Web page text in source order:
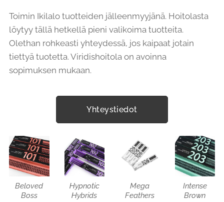
Toimin Ikilalo tuotteiden jälleenmyyjänä. Hoitolasta
löytyy tällä hetkellä pieni valikoima tuotteita.
Olethan rohkeasti yhteydessä, jos kaipaat jotain
tiettyä tuotetta. Viridishoitola on avoinna
sopimuksen mukaan.
Yhteystiedot
Beloved
Boss
Hypnotic
Hybrids
Mega
Feathers
Intense
Brown